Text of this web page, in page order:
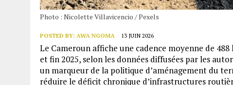
Photo : Nicolette Villavicencio / Pexels
POSTED BY: AWA NGOMA 13 JUIN 2026
Le Cameroun affiche une cadence moyenne de
et fin 2025, selon les données diffusées par les
un marqueur de la politique d’aménagement du
réduire le déficit chronique d’infrastructures